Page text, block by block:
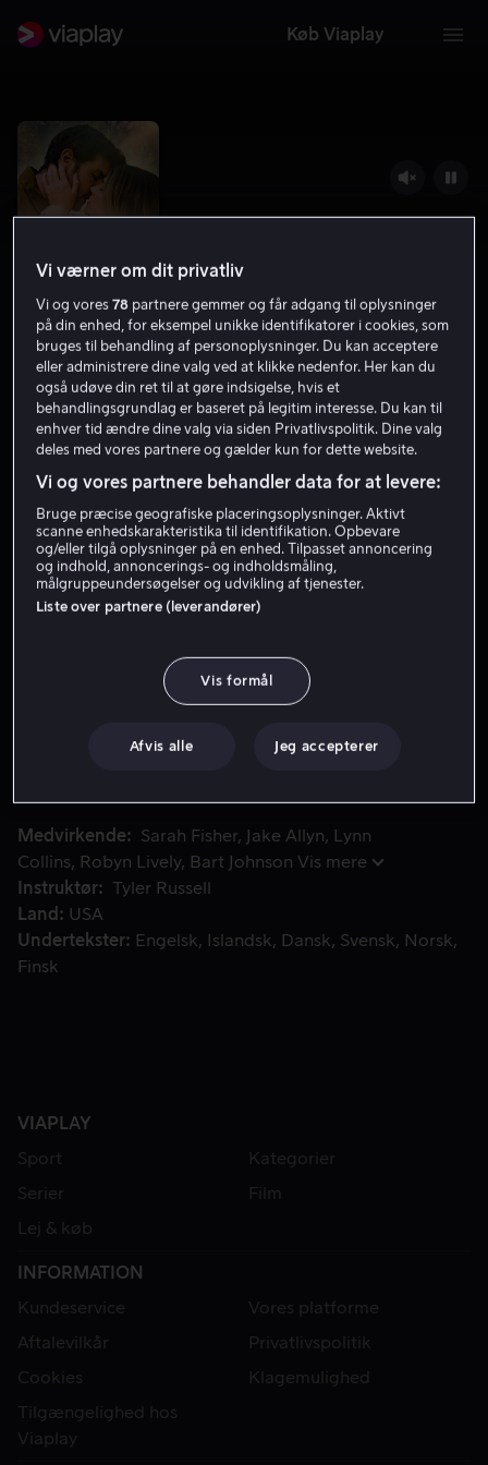
Køb Viaplay
Someone Like You
5.9 Drama Romantik 2024 2 t.
7 år
UHD
Lej 49 kr
Køb 109 kr
Se trailer
Den unge arkitekt Dawson Gage får et chok, da han
Den unge arkitekt Dawson Gage får et chok, da han
Dawson en søgen efter Londons hemmelige
Medvirkende Sarah Fisher Jake Allyn
Lynn
Collins
Robyn Lively Bart Johnson Vis mere
Instruktør
Tyler Russell
Land
USA
Undertekster
Engelsk Islandsk Dansk Svensk
Norsk
Finsk
VIAPLAY
Sport
Kategorier
Serier
Film
Lej & køb
INFORMATION
Kundeservice
Vores platforme
Aftalevilkår
Privatlivspolitik
Cookies
Klagemulighed
Tilgængelighed hos
Viaplay
Vi værner om dit privatliv
Vi og vores78 partnere gemmer og får adgang til oplysninger
på din enhed, for eksempel unikke identifikatorer i cookies, som
bruges til behandling af personoplysninger. Du kan acceptere
eller administrere dine valg ved at klikke nedenfor. Her kan du
også udøve din ret til at gøre indsigelse, hvis et
behandlingsgrundlag er baseret på legitim interesse. Du kan til
enhver tid ændre dine valg via siden Privatlivspolitik. Dine valg
deles med vores partnere og gælder kun for dette website.
Vi og vores partnere behandler data for at levere:
Bruge præcise geografiske placeringsoplysninger. Aktivt
scanne enhedskarakteristika til identifikation. Opbevare
og/eller tilgå oplysninger på en enhed. Tilpasset annoncering
og indhold, annoncerings- og indholdsmåling,
målgruppeundersøgelser og udvikling af tjenester.
Liste over partnere (leverandører)
Vis formål
Afvis alle Jeg accepterer